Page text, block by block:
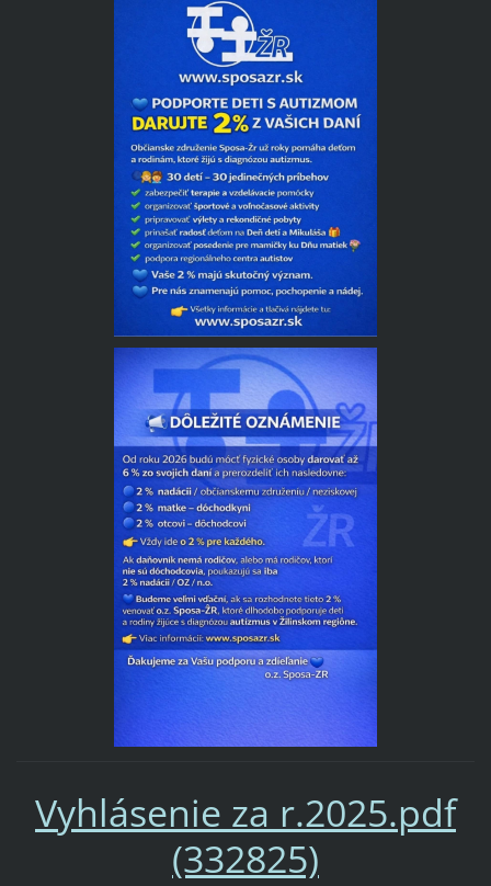
Vyhlásenie za r.2025.pdf
(332825)